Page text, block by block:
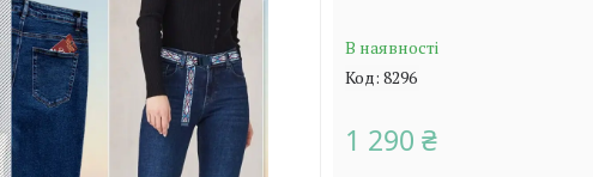
В наявності
Код: 8296
1 290 ₴